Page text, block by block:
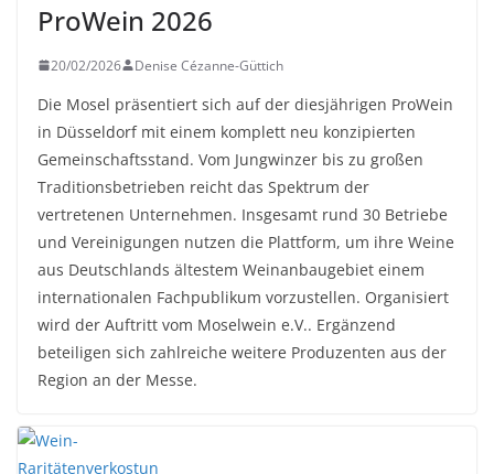
ProWein 2026
20/02/2026 Denise Cézanne-Güttich
Die Mosel präsentiert sich auf der diesjährigen ProWein
in Düsseldorf mit einem komplett neu konzipierten
Gemeinschaftsstand. Vom Jungwinzer bis zu großen
Traditionsbetrieben reicht das Spektrum der
vertretenen Unternehmen. Insgesamt rund 30 Betriebe
und Vereinigungen nutzen die Plattform, um ihre Weine
aus Deutschlands ältestem Weinanbaugebiet einem
internationalen Fachpublikum vorzustellen. Organisiert
wird der Auftritt vom Moselwein e.V.. Ergänzend
beteiligen sich zahlreiche weitere Produzenten aus der
Region an der Messe.